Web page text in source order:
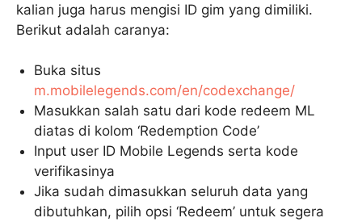
kalian juga harus mengisi ID gim yang dimiliki.
Berikut adalah caranya:
Buka situs
m.mobilelegends.com/en/codexchange/
Masukkan salah satu dari kode redeem ML
diatas di kolom ‘Redemption Code’
Input user ID Mobile Legends serta kode
verifikasinya
Jika sudah dimasukkan seluruh data yang
dibutuhkan, pilih opsi ‘Redeem’ untuk segera